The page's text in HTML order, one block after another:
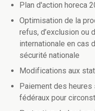
Plan d'action horeca
Optimisation de la
refus, d’exclusion ou
internationale en cas
sécurité nationale
Modifications aux
Paiement des
fédéraux pour